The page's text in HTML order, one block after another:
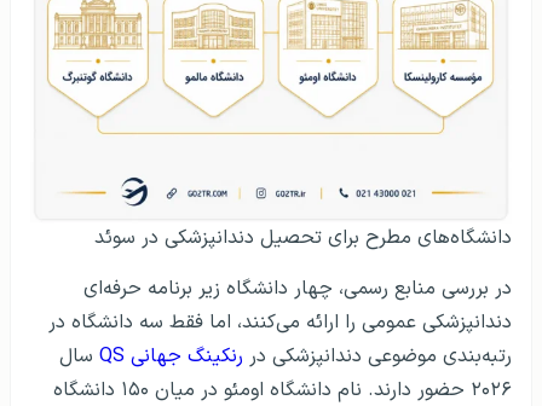
دانشگاه‌های مطرح برای تحصیل دندانپزشکی در سوئد
در بررسی منابع رسمی، چهار دانشگاه زیر برنامه حرفه‌ای
دندانپزشکی عمومی را ارائه می‌کنند، اما فقط سه دانشگاه در
رتبه‌بندی موضوعی دندانپزشکی در رنکینگ جهانی QS
سال
۲۰۲۶ حضور دارند. نام دانشگاه اومئو در میان ۱۵۰ دانشگاه